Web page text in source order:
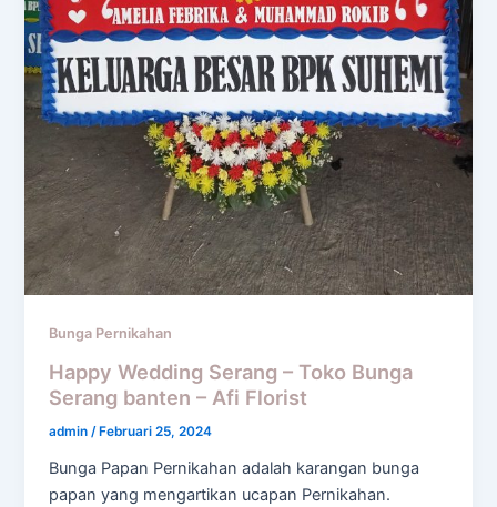
Bunga Pernikahan
Happy Wedding Serang – Toko Bunga
Serang banten – Afi Florist
admin/ Februari 25, 2024
Bunga Papan Pernikahan adalah karangan bunga
papan yang mengartikan ucapan Pernikahan.